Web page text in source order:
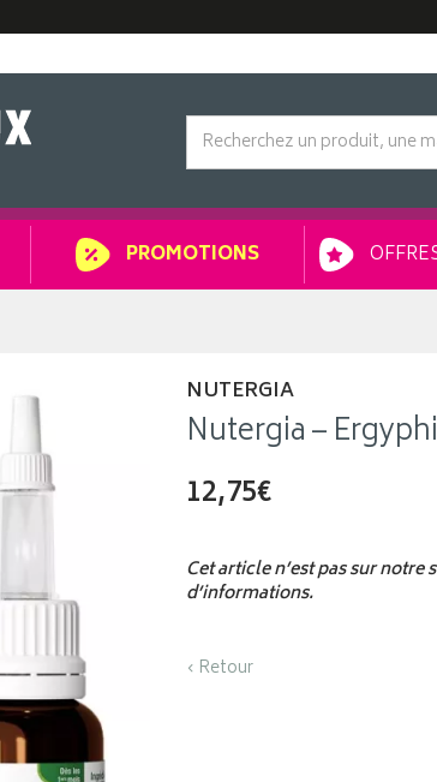
PROMOTIONS
NUTERGIA
Nutergia –
12,75€
Cet article n’est pas sur
d’informations.
‹ Retour